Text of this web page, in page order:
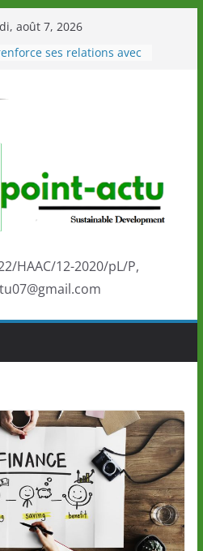
août 7, 2026
ses relations avec
en Côte d’Ivoire
un nouveau tirage
confiance au Togo sur
internationale au-delà des
de ses athlètes
retenir de la politique
et de l’ambition de
HAAC/12-2020/pL/P,